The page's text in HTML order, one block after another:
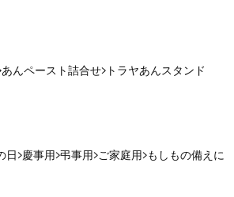
あんペースト詰合せ トラヤあんスタンド
日 慶事用 弔事用 ご家庭用
もしもの備えに